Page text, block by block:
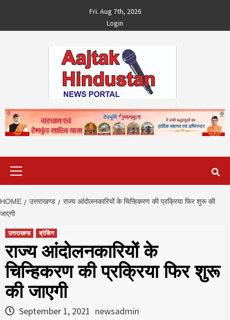
content
Fri. Aug 7th, 2026
Login
HOME उत्तराखण्ड
राज्य आंदोलनकारियों के चिन्हिकरण की प्रक्रिया फिर शुरू की
जाएगी
उत्तराखण्ड ब्रेकिंग
राज्य आंदोलनकारियों के
चिन्हिकरण की प्रक्रिया फिर शुरू
की जाएगी
September 1, 2021 newsadmin